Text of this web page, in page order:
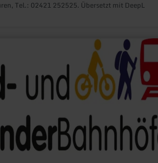
Tel.: 02421 252525. Übersetzt mit DeepL